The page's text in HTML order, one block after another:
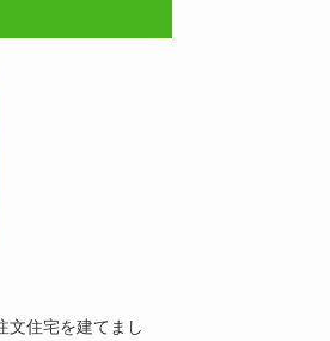
文住宅を建てまし